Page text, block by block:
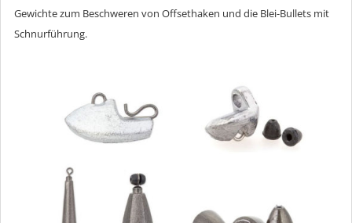
Gewichte zum Beschweren von Offsethaken und die Blei-Bullets mit
Schnurführung.